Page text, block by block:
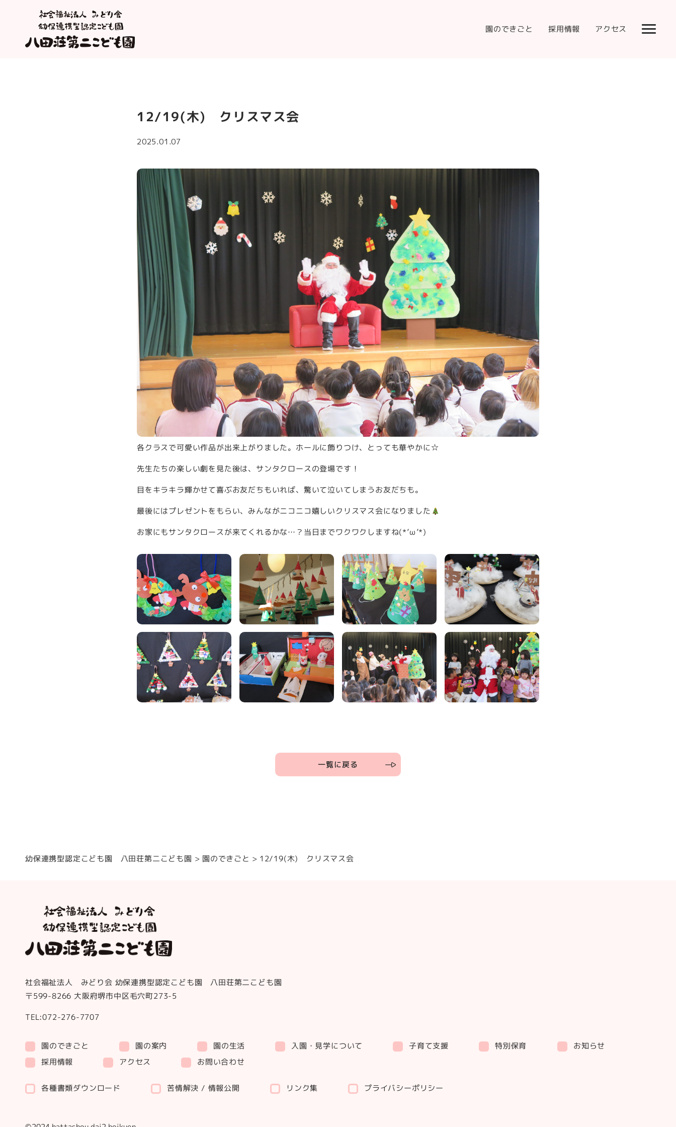
園のできごと 採用情報 アクセス
12/19(木) クリスマス会
2025.01.07
各クラスで可愛い作品が出来上がりました。ホールに飾りつけ、とっても華やかに☆
先生たちの楽しい劇を見た後は、サンタクロースの登場です！
目をキラキラ輝かせて喜ぶお友だちもいれば、驚いて泣いてしまうお友だちも。
最後にはプレゼントをもらい、みんながニコニコ嬉しいクリスマス会になりました
お家にもサンタクロースが来てくれるかな…？当日までワクワクしますね(*’ω’*)
一覧に戻る
幼保連携型認定こども園 八田荘第二こども園 園のできごと 12/19(木) クリスマス会
社会福祉法人 みどり会 幼保連携型認定こども園 八田荘第二こども園
〒599-8266 大阪府堺市中区毛穴町273-5
TEL:072-276-7707
園のできごと 園の案内 園の生活 入園・見学について 子育て支援 特別保育
お知らせ
採用情報
アクセス お問い合わせ
各種書類ダウンロード 苦情解決 / 情報公開 リンク集 プライバシーポリシー